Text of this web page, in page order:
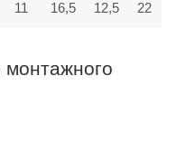
11 16,5 12,5 22